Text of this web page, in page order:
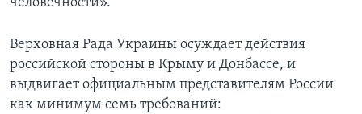
человечности».
Верховная Рада Украины осуждает действия
российской стороны в Крыму и Донбассе, и
выдвигает официальным представителям России
как минимум семь требований: